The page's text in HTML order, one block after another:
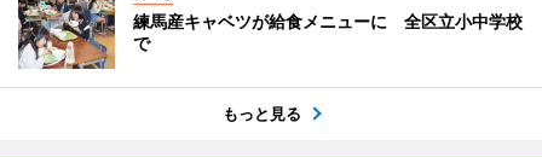
練馬産キャベツが給食メニューに 全区立小中学校
で
もっと見る